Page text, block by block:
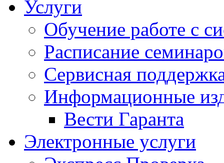
Услуги
Обучение работе с
Расписание
Сервисная
Информационные
Вести Гаранта
Электронные услуги